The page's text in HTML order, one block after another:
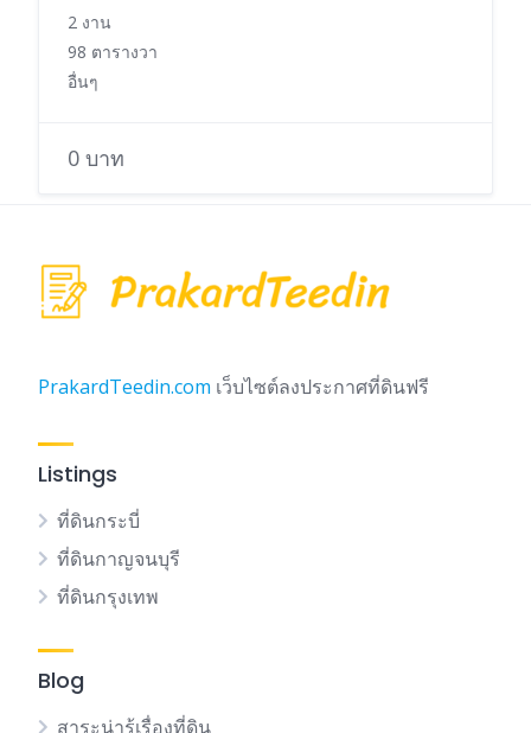
2 งาน
98 ตารางวา
อื่นๆ
0 บาท
PrakardTeedin.com เว็บไซต์ลงประกาศที่ดินฟรี
Listings
ที่ดินกระบี่
ที่ดินกาญจนบุรี
ที่ดินกรุงเทพ
Blog
สาระน่ารู้เรื่องที่ดิน